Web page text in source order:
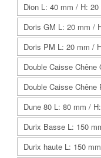
Dion L: 40 mm / H: 20
Doris GM L: 20 mm /
Doris PM L: 20 mm /
Double Caisse
Double Caisse
Dune 80 L: 80 mm /
Durix Basse L: 150
Durix haute L: 150